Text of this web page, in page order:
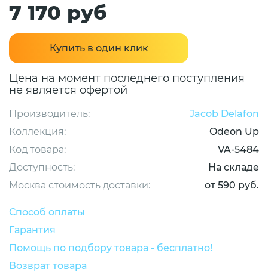
7 170 руб
Купить в один клик
Цена на момент последнего поступления
не является офертой
Производитель:
Jacob Delafon
Коллекция:
Odeon Up
Код товара:
VA-5484
Доступность:
На складе
Москва стоимость доставки:
от 590 руб.
Способ оплаты
Гарантия
Помощь по подбору товара - бесплатно!
Возврат товара